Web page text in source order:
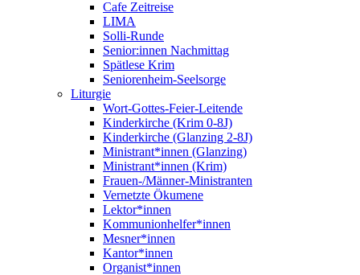
Cafe Zeitreise
LIMA
Solli-Runde
Senior:innen Nachmittag
Spätlese Krim
Seniorenheim-Seelsorge
Liturgie
Wort-Gottes-Feier-Leitende
Kinderkirche (Krim 0-8J)
Kinderkirche (Glanzing 2-8J)
Ministrant*innen (Glanzing)
Ministrant*innen (Krim)
Frauen-/Männer-Ministranten
Vernetzte Ökumene
Lektor*innen
Kommunionhelfer*innen
Mesner*innen
Kantor*innen
Organist*innen